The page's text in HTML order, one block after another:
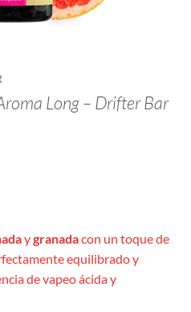
Long – Drifter Bar
ygranadacon un toque de
equilibrado y
de vapeo ácida y